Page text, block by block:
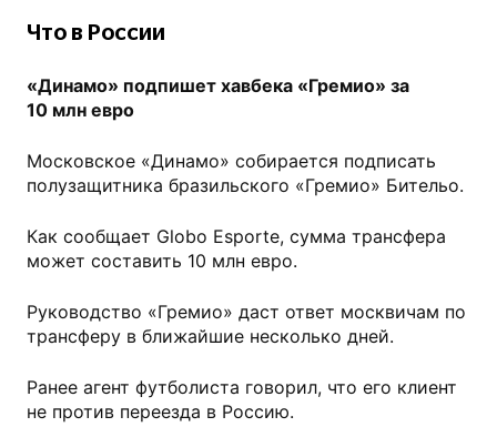
Что в России
«Динамо» подпишет хавбека «Гремио» за
10 млн евро
Московское «Динамо» собирается подписать
полузащитника бразильского «Гремио» Бительо.
Как сообщает Globo Esporte, сумма трансфера
может составить 10 млн евро.
Руководство «Гремио» даст ответ москвичам по
трансферу в ближайшие несколько дней.
Ранее агент футболиста говорил, что его клиент
не против переезда в Россию.